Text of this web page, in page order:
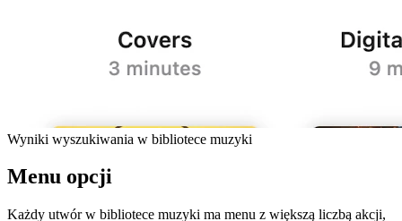
Wyniki wyszukiwania w bibliotece muzyki
Menu opcji
Każdy utwór w bibliotece muzyki ma menu z większą liczbą akcji,